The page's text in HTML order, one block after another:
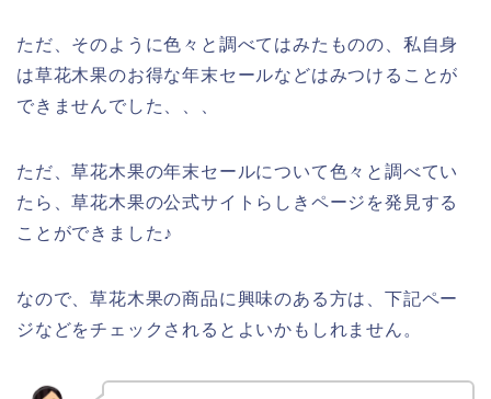
ただ、そのように色々と調べてはみたものの、私自身
は草花木果のお得な年末セールなどはみつけることが
できませんでした、、、
ただ、草花木果の年末セールについて色々と調べてい
たら、草花木果の公式サイトらしきページを発見する
ことができました♪
なので、草花木果の商品に興味のある方は、下記ペー
ジなどをチェックされるとよいかもしれません。